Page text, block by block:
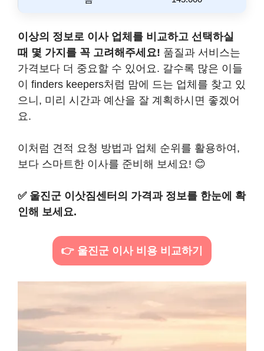
이상의 정보로 이사 업체를 비교하고 선택하실
때 몇 가지를 꼭 고려해주세요! 품질과 서비스는
가격보다 더 중요할 수 있어요. 갈수록 많은 이들
이 finders keepers처럼 맘에 드는 업체를 찾고 있
으니, 미리 시간과 예산을 잘 계획하시면 좋겠어
요.
이처럼 견적 요청 방법과 업체 순위를 활용하여,
보다 스마트한 이사를 준비해 보세요! 😊
✅ 울진군 이삿짐센터의 가격과 정보를 한눈에 확
인해 보세요.
👉 울진군 이사 비용 비교하기